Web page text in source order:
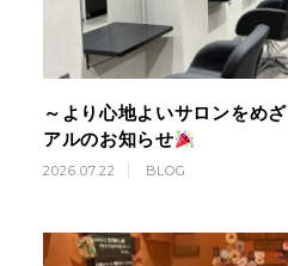
～より心地よいサロンをめ
アルのお知らせ
2026.07.22 BLOG